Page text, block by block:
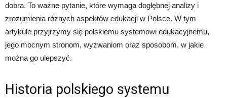
dobra. To ważne pytanie, które wymaga dogłębnej analizy i
zrozumienia różnych aspektów edukacji w Polsce. W tym
artykule przyjrzymy się polskiemu systemowi edukacyjnemu,
jego mocnym stronom, wyzwaniom oraz sposobom, w jakie
można go ulepszyć.
Historia polskiego systemu